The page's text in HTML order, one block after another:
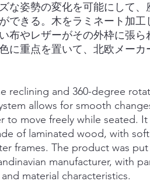
な姿勢の変化を可能にして
できる。木をラミネート加工
布やレザーがその外枠に張ら
に重点を置いて、北欧メーカ
reclining and 360-degree
allows for smooth
to move freely while seated.
of laminated wood, with
frames. The product was
manufacturer, with
material characteristics.